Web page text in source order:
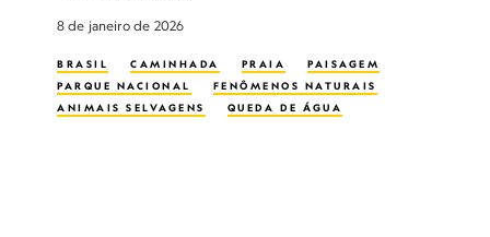
8 de janeiro de 2026
BRASIL CAMINHADA PRAIA
PAISAGEM
PARQUE NACIONAL
FENÔMENOS NATURAIS
ANIMAIS SELVAGENS
QUEDA DE ÁGUA